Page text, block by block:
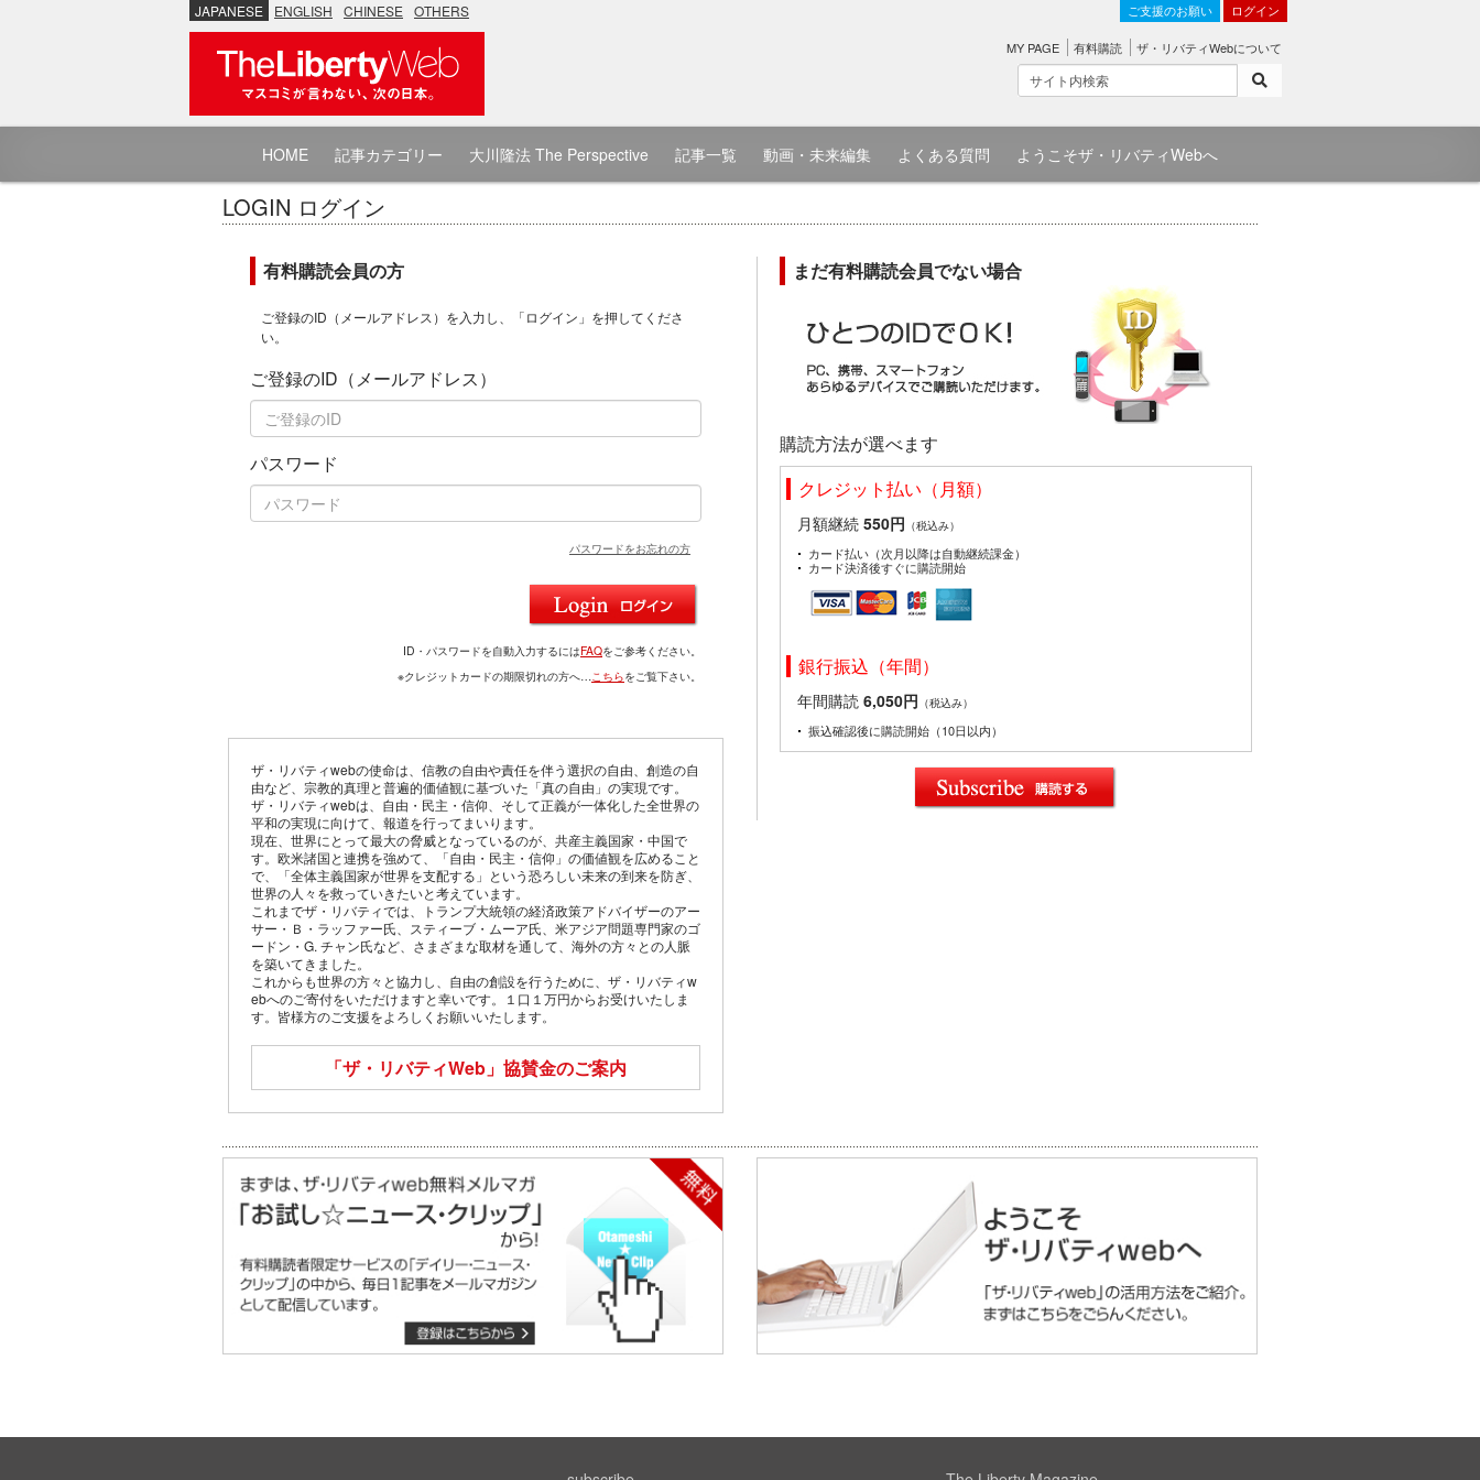
JAPANESE ENGLISH CHINESE OTHERS ご支援のお願い ログイン
MY PAGE 有料購読 ザ・リバティWebについて
HOME 記事カテゴリー 大川隆法 The Perspective 記事一覧 動画・未来編集 よくある質問 ようこそザ・リバティWebへ
LOGIN ログイン
有料購読会員の方
ご登録のID（メールアドレス）を入力し、「ログイン」を押してくださ
い。
ご登録のID（メールアドレス）
パスワード
パスワードをお忘れの方
ID・パスワードを自動入力するにはFAQをご参考ください。
※クレジットカードの期限切れの方へ…こちらをご覧下さい。
ザ・リバティwebの使命は、信教の自由や責任を伴う選択の自由、創造の自
由など、宗教的真理と普遍的価値観に基づいた「真の自由」の実現です。
ザ・リバティwebは、自由・民主・信仰、そして正義が一体化した全世界の
平和の実現に向けて、報道を行ってまいります。
現在、世界にとって最大の脅威となっているのが、共産主義国家・中国で
す。欧米諸国と連携を強めて、「自由・民主・信仰」の価値観を広めること
で、「全体主義国家が世界を支配する」という恐ろしい未来の到来を防ぎ、
世界の人々を救っていきたいと考えています。
これまでザ・リバティでは、トランプ大統領の経済政策アドバイザーのアー
サー・Ｂ・ラッファー氏、スティーブ・ムーア氏、米アジア問題専門家のゴ
ードン・G. チャン氏など、さまざまな取材を通して、海外の方々との人脈
を築いてきました。
これからも世界の方々と協力し、自由の創設を行うために、ザ・リバティw
ebへのご寄付をいただけますと幸いです。１口１万円からお受けいたしま
す。皆様方のご支援をよろしくお願いいたします。
「ザ・リバティWeb」 協賛金のご案内
まだ有料購読会員でない場合
購読方法が選べます
クレジット払い（月額）
月額継続 550円 （税込み）
カード払い（次月以降は自動継続課金）
カード決済後すぐに購読開始
銀行振込（年間）
年間購読 6,050円 （税込み）
振込確認後に購読開始（10日以内）